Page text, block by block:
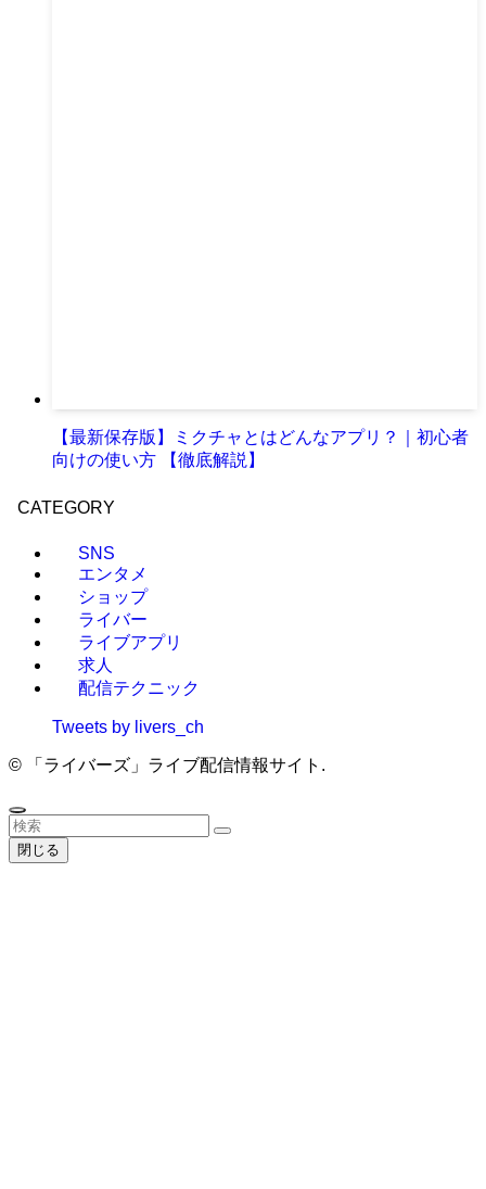
【最新保存版】ミクチャとはどんなアプリ？｜初心者
向けの使い方 【徹底解説】
CATEGORY
SNS
エンタメ
ショップ
ライバー
ライブアプリ
求人
配信テクニック
Tweets by livers_ch
© 「ライバーズ」ライブ配信情報サイト.
閉じる